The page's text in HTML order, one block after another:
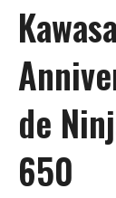
de
650